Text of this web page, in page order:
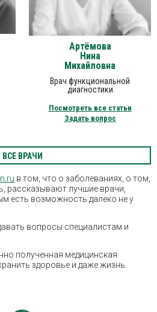
Артёмова
Нина
Михайловна
Врач функциональной
диагностики
Посмотреть все статьи
Задать вопрос
ВСЕ ВРАЧИ
в том, что о заболеваниях, о том,
рассказывают лучшие врачи,
есть возможность далеко не у
вопросы специалистам и
полученная медицинская
здоровье и даже жизнь.